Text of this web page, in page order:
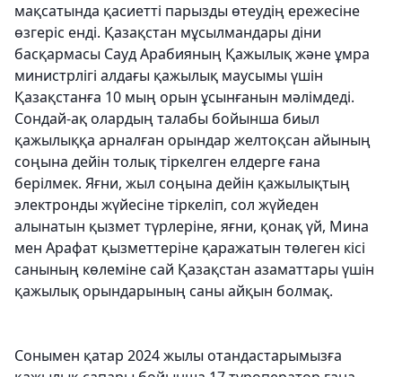
мақсатында қасиетті парызды өтеудің ережесіне
өзгеріс енді. Қазақстан мұсылмандары діни
басқармасы Сауд Арабияның Қажылық және ұмра
министрлігі алдағы қажылық маусымы үшін
Қазақстанға 10 мың орын ұсынғанын мәлімдеді.
Сондай-ақ олардың талабы бойынша биыл
қажылыққа арналған орындар желтоқсан айының
соңына дейін толық тіркелген елдерге ғана
берілмек. Яғни, жыл соңына дейін қажылықтың
электронды жүйесіне тіркеліп, сол жүйеден
алынатын қызмет түрлеріне, яғни, қонақ үй, Мина
мен Арафат қызметтеріне қаражатын төлеген кісі
санының көлеміне сай Қазақстан азаматтары үшін
қажылық орындарының саны айқын болмақ.
Сонымен қатар 2024 жылы отандастарымызға